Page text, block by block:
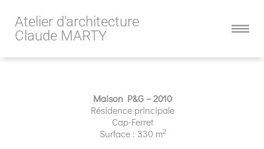
Atelier d'architecture
Claude MARTY
Maison P&G – 2010
Résidence principale
Cap-Ferret
Surface : 330 m2